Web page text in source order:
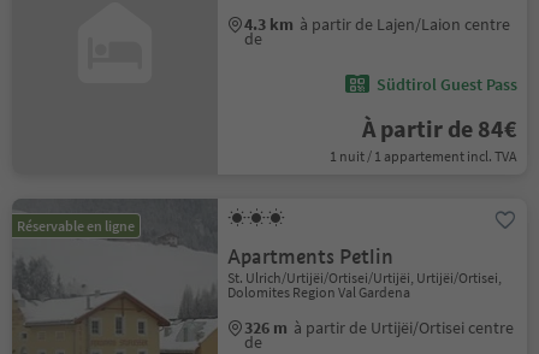
4.3 km à partir de Lajen/Laion centre
de
Südtirol Guest Pass
À partir de 84€
1 nuit / 1 appartement incl. TVA
Réservable en ligne
Apartments Petlin
St. Ulrich/Urtijëi/Ortisei/Urtijëi, Urtijëi/Ortisei,
Dolomites Region Val Gardena
326 m à partir de Urtijëi/Ortisei centre
de